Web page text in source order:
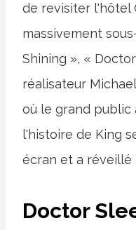
de revisiter l'hôtel
massivement
Shining », «
réalisateur
où le grand public
l'histoire de King
écran et a réveillé
Doctor